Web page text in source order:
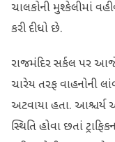
ચાલકોની મુશ્કેલીમાં
કરી દીધો છે.
​રાજમંદિર સર્કલ પર આજે
ચારેય તરફ વાહનોની
અટવાયા હતા.
સ્થિતિ હોવા છતાં